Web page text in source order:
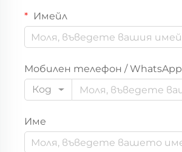
Имейл
Мобилен телефон / WhatsApp
Код
Име